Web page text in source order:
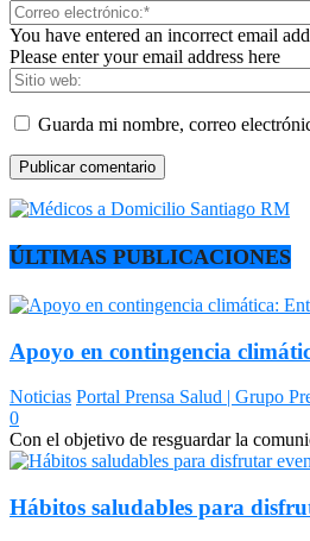
You have entered an incorrect email
Please enter your email address here
Guarda mi nombre, correo
ÚLTIMAS PUBLICACIONES
Apoyo en contingencia
Noticias Portal Prensa Salud | Grupo
0
Con el objetivo de resguardar la
Hábitos saludables para